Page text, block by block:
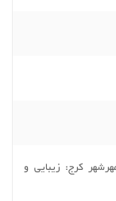
کرج: زیبایی و